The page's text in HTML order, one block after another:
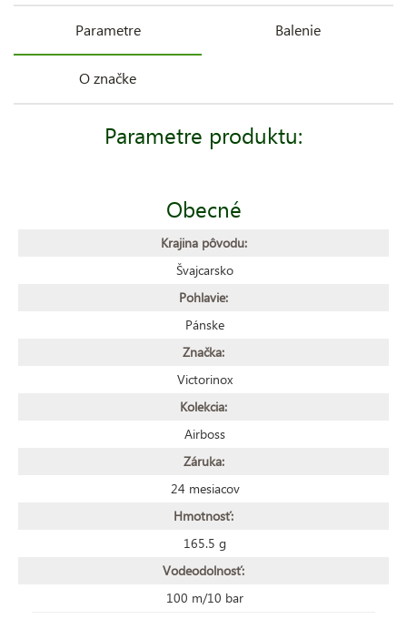
Parametre Balenie
O značke
Parametre produktu:
Obecné
Krajina pôvodu:
Švajcarsko
Pohlavie:
Pánske
Značka:
Victorinox
Kolekcia:
Airboss
Záruka:
24 mesiacov
Hmotnosť:
165.5 g
Vodeodolnosť:
100 m/10 bar